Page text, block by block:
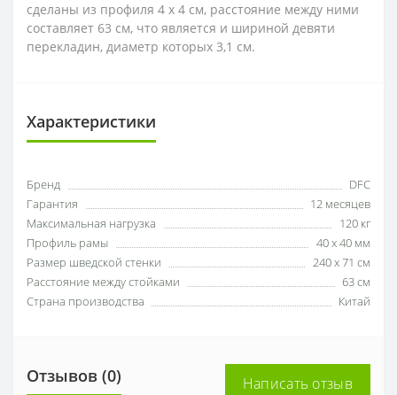
сделаны из профиля 4 х 4 см, расстояние между ними
составляет 63 см, что является и шириной девяти
перекладин, диаметр которых 3,1 см.
Характеристики
Бренд
DFC
Гарантия
12 месяцев
Максимальная нагрузка
120 кг
Профиль рамы
40 х 40 мм
Размер шведской стенки
240 х 71 см
Расстояние между стойками
63 см
Страна производства
Китай
Отзывов (0) Написать отзыв